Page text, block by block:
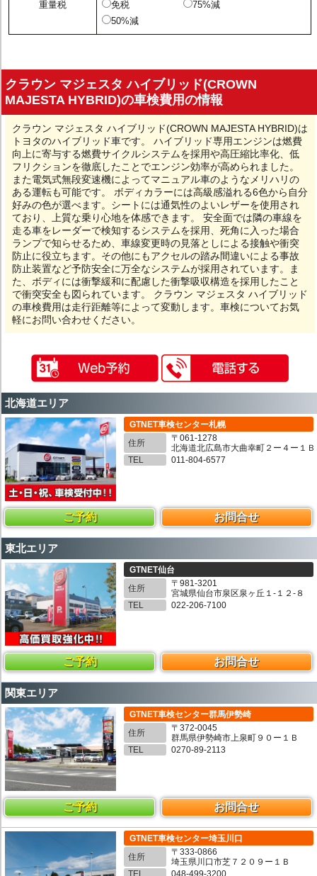
重量税
免税
75%減
50%減
クラウン マジェスタ ハイブリッド(CROWN
MAJESTA HYBRID)の車検費用の情報
クラウン マジェスタ ハイブリッド(CROWN MAJESTA HYBRID)は
トヨタのハイブリッド車です。 ハイブリッド専用エンジンは燃費
向上に寄与する燃費サイクルシステムを採用や高圧縮比率化、低
フリクションを徹底したことでエンジン効率が高められました。
また電気式無段変速機によってマニュアル車のようなメリハリの
ある運転も可能です。 ボディカラーには高級感溢れる6色から自分
好みの色が選べます。シートには通気性のよいレザーを使用され
ており、上質な乗り心地を体感できます。 安全面では隣の車線を
走る車をレーダーで検知するシステムを採用、死角に入った場合
ランプで知らせるため、車線変更時の見落としによる接触や衝突
防止に役立ちます。その他にもアクセルの踏み間違いによる事故
防止装置など予防安全に万全なシステムが採用されています。ま
た、ボディには衝撃緩和に配慮した衝撃吸収構造を採用したこと
で衝突安全も図られています。 クラウン マジェスタ ハイブリッド
の車検費用は走行距離等によって変動します。車検についてお気
軽にお問い合わせください。
北海道エリア
GTNET車検センター札幌
住所
〒061-1278
北海道北広島市大曲幸町２ー４ー１Ｂ
TEL
011-804-6577
ご予約 お問合せ
東北エリア
GTNET仙台
住所
〒981-3201
宮城県仙台市泉区泉ヶ丘１-１２-８
TEL
022-206-7100
ご予約 お問合せ
関東エリア
GTNET車検センター群馬伊勢崎
住所
〒372-0045
群馬県伊勢崎市上泉町９０ー１Ｂ
TEL
0270-89-2113
ご予約 お問合せ
GTNET車検センター埼玉川口
住所
〒333-0866
埼玉県川口市芝７２０９ー１Ｂ
TEL
048-499-3200